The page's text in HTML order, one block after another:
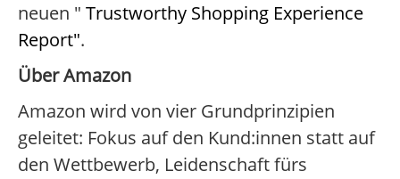
neuen " Trustworthy Shopping Experience
Report".
Über Amazon
Amazon wird von vier Grundprinzipien
geleitet: Fokus auf den Kund:innen statt auf
den Wettbewerb, Leidenschaft fürs